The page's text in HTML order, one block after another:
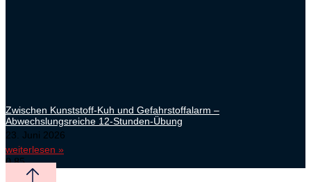
Zwischen Kunststoff-Kuh und Gefahrstoffalarm –
Abwechslungsreiche 12-Stunden-Übung
23. Juni 2026
weiterlesen »